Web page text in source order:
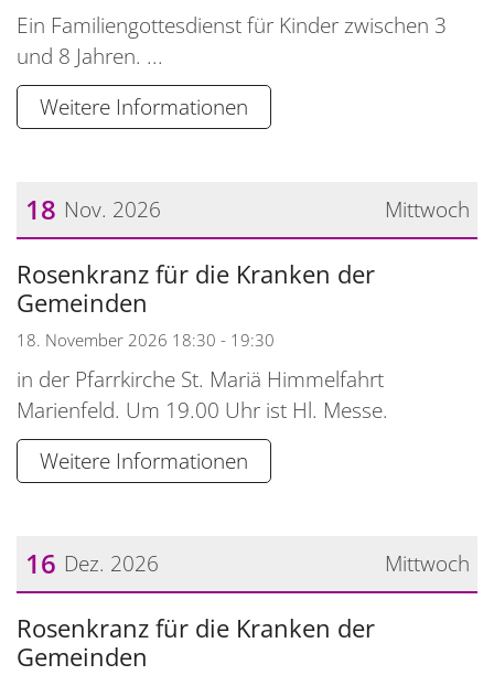
Ein Familiengottesdienst für Kinder zwischen 3
und 8 Jahren. ...
Weitere Informationen
Mittwoch
18 Nov. 2026
Datum: 18. November 2026
Rosenkranz für die Kranken der
Gemeinden
18. November 2026 18:30 - 19:30
in der Pfarrkirche St. Mariä Himmelfahrt
Marienfeld. Um 19.00 Uhr ist Hl. Messe.
Weitere Informationen
Mittwoch
16 Dez. 2026
Datum: 16. Dezember 2026
Rosenkranz für die Kranken der
Gemeinden